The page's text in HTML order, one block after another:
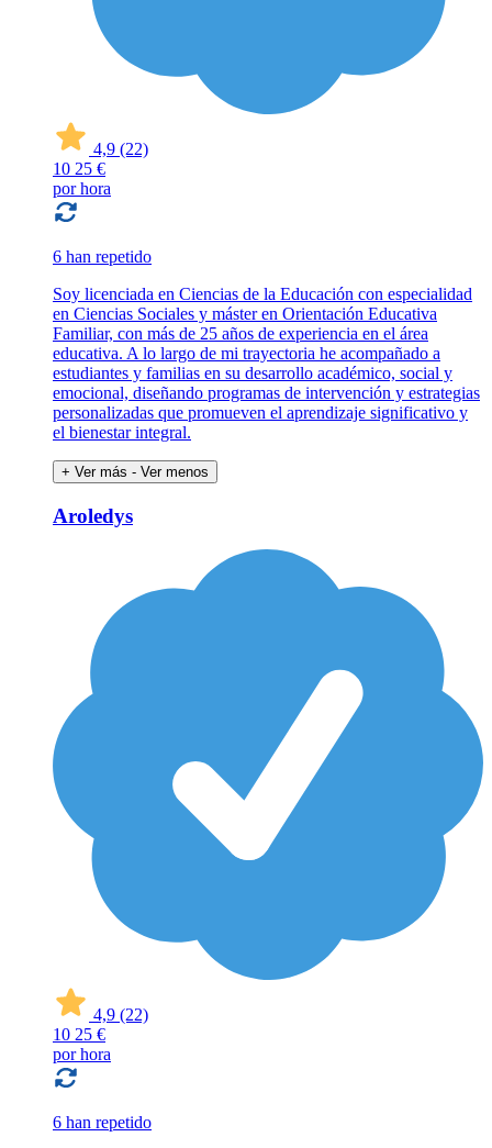
4,9 (22)
10 25 €
por hora
6 han repetido
Soy licenciada en Ciencias de la Educación con especialidad
en Ciencias Sociales y máster en Orientación Educativa
Familiar, con más de 25 años de experiencia en el área
educativa. A lo largo de mi trayectoria he acompañado a
estudiantes y familias en su desarrollo académico, social y
emocional, diseñando programas de intervención y estrategias
personalizadas que promueven el aprendizaje significativo y
el bienestar integral.
+ Ver más - Ver menos
Aroledys
4,9 (22)
10 25 €
por hora
6 han repetido